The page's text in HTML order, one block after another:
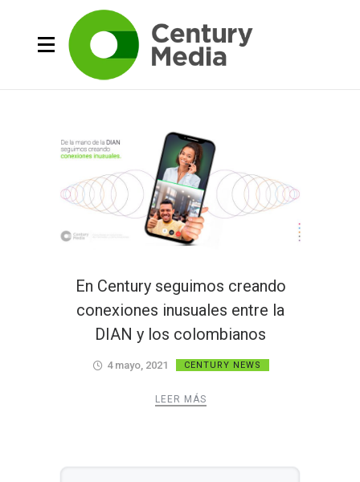
En Century seguimos creando
conexiones inusuales entre la
DIAN y los colombianos
4 mayo, 2021 CENTURY NEWS
LEER MÁS